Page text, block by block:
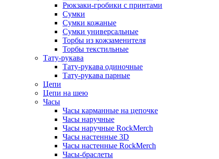
Рюкзаки-гробики с принтами
Сумки
Сумки кожаные
Сумки универсальные
Торбы из кожзаменителя
Торбы текстильные
Тату-рукава
Тату-рукава одиночные
Тату-рукава парные
Цепи
Цепи на шею
Часы
Часы карманные на цепочке
Часы наручные
Часы наручные RockMerch
Часы настенные 3D
Часы настенные RockMerch
Часы-браслеты